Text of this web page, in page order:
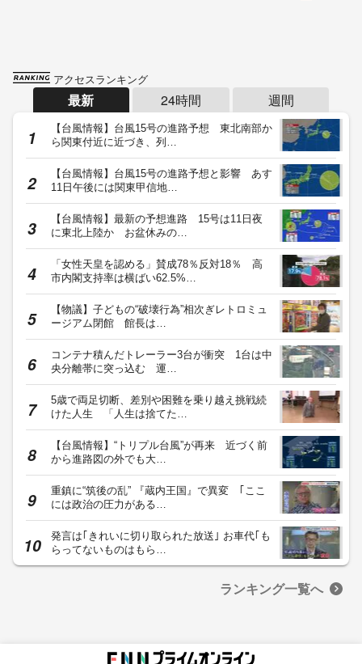
アクセスランキング
最新 24時間 週間
【台風情報】台風15号の進路予想 東北南部か
ら関東付近に近づき、列…
【台風情報】台風15号の進路予想と影響 あす
11日午後には関東甲信地…
【台風情報】最新の予想進路 15号は11日夜
に東北上陸か お盆休みの…
「女性天皇を認める」賛成78％反対18％ 高
市内閣支持率は横ばい62.5%…
【物議】子どもの“破壊行為”相次ぎレトロミュ
ージアム閉館 館長は…
コンテナ積んだトレーラー3台が衝突 1台は中
央分離帯に突っ込む 運…
5歳で両足切断、差別や困難を乗り越え挑戦続
けた人生 「人生は捨てた…
【台風情報】“トリプル台風”が再来 近づく前
から進路図の外でも大…
重鎮に“筑後の乱” 『蔵内王国』で異変 ｢ここ
には政治の圧力がある…
発言は｢きれいに切り取られた放送｣ お車代｢も
らってないものはもら…
ランキング一覧へ